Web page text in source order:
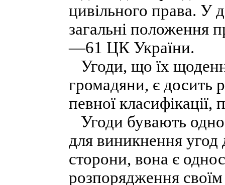
цивільного права. У
загальні положення
—61 ЦК України.
Угоди, що їх
громадяни, є досить
певної класифікації,
Угоди бувають
для виникнення угод
сторони, вона є
розпорядження